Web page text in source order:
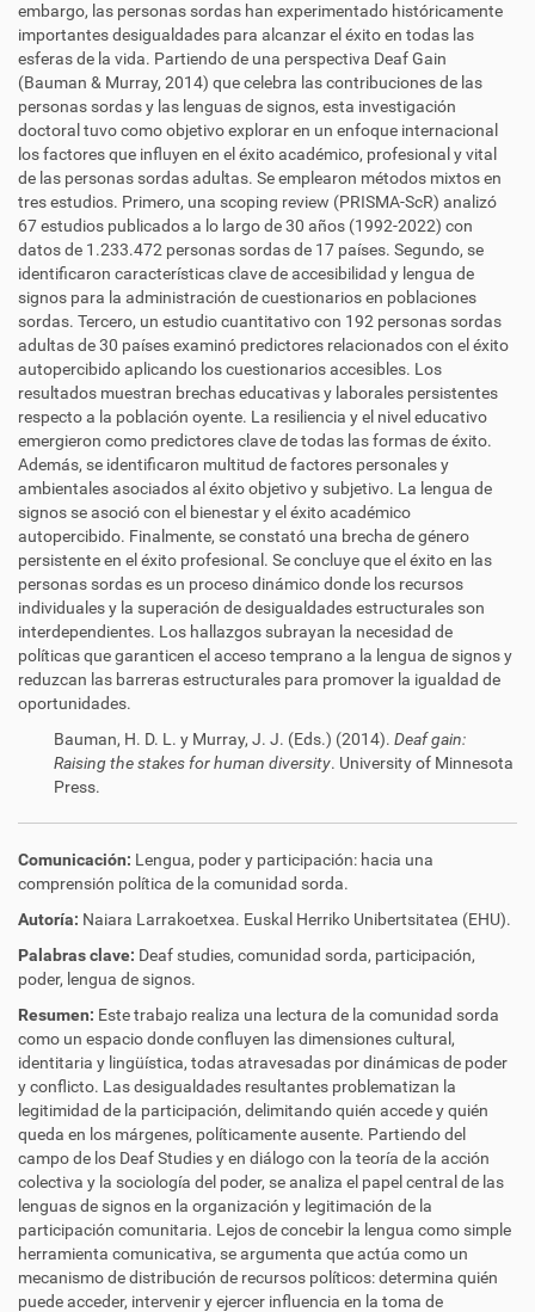
embargo, las personas sordas han experimentado históricamente
importantes desigualdades para alcanzar el éxito en todas las
esferas de la vida. Partiendo de una perspectiva Deaf Gain
(Bauman & Murray, 2014) que celebra las contribuciones de las
personas sordas y las lenguas de signos, esta investigación
doctoral tuvo como objetivo explorar en un enfoque internacional
los factores que influyen en el éxito académico, profesional y vital
de las personas sordas adultas. Se emplearon métodos mixtos en
tres estudios. Primero, una scoping review (PRISMA-ScR) analizó
67 estudios publicados a lo largo de 30 años (1992-2022) con
datos de 1.233.472 personas sordas de 17 países. Segundo, se
identificaron características clave de accesibilidad y lengua de
signos para la administración de cuestionarios en poblaciones
sordas. Tercero, un estudio cuantitativo con 192 personas sordas
adultas de 30 países examinó predictores relacionados con el éxito
autopercibido aplicando los cuestionarios accesibles. Los
resultados muestran brechas educativas y laborales persistentes
respecto a la población oyente. La resiliencia y el nivel educativo
emergieron como predictores clave de todas las formas de éxito.
Además, se identificaron multitud de factores personales y
ambientales asociados al éxito objetivo y subjetivo. La lengua de
signos se asoció con el bienestar y el éxito académico
autopercibido. Finalmente, se constató una brecha de género
persistente en el éxito profesional. Se concluye que el éxito en las
personas sordas es un proceso dinámico donde los recursos
individuales y la superación de desigualdades estructurales son
interdependientes. Los hallazgos subrayan la necesidad de
políticas que garanticen el acceso temprano a la lengua de signos y
reduzcan las barreras estructurales para promover la igualdad de
oportunidades.
Bauman, H. D. L. y Murray, J. J. (Eds.) (2014). Deaf gain:
Raising the stakes for human diversity. University of Minnesota
Press.
Comunicación: Lengua, poder y participación: hacia una
comprensión política de la comunidad sorda.
Autoría: Naiara Larrakoetxea. Euskal Herriko Unibertsitatea (EHU).
Palabras clave: Deaf studies, comunidad sorda, participación,
poder, lengua de signos.
Resumen: Este trabajo realiza una lectura de la comunidad sorda
como un espacio donde confluyen las dimensiones cultural,
identitaria y lingüística, todas atravesadas por dinámicas de poder
y conflicto. Las desigualdades resultantes problematizan la
legitimidad de la participación, delimitando quién accede y quién
queda en los márgenes, políticamente ausente. Partiendo del
campo de los Deaf Studies y en diálogo con la teoría de la acción
colectiva y la sociología del poder, se analiza el papel central de las
lenguas de signos en la organización y legitimación de la
participación comunitaria. Lejos de concebir la lengua como simple
herramienta comunicativa, se argumenta que actúa como un
mecanismo de distribución de recursos políticos: determina quién
puede acceder, intervenir y ejercer influencia en la toma de